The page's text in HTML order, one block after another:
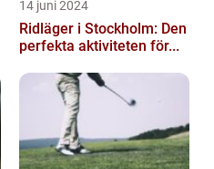
14 juni 2024
Ridläger i Stockholm: Den
perfekta aktiviteten för...